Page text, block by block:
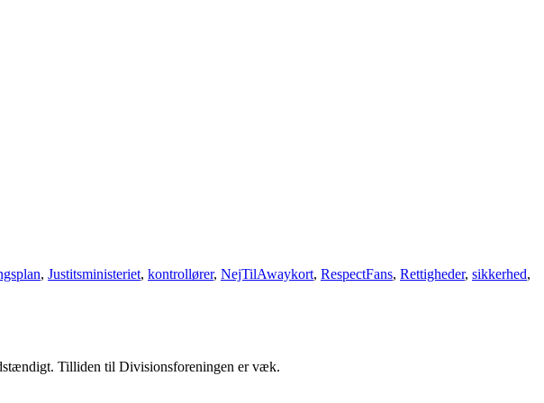
, Justitsministeriet, kontrollører, NejTilAwaykort, RespectFans, Rettigheder, sikkerhed,
Tilliden til Divisionsforeningen er væk.